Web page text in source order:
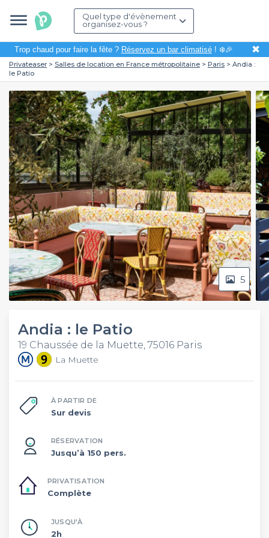
Quel type d'évènement
organisez-vous ?
Trop chaud pour faire la fête ? Réservez un bar climatisé! ❄️🎉 ✖
Privateaser Salles de location en France métropolitaine Paris
Andia :
le Patio
5
Andia : le Patio
19 Chaussée de la Muette, 75016 Paris
La Muette
À PARTIR DE
Sur devis
RÉSERVATION
Jusqu’à 150 pers.
PRIVATISATION
Complète
JUSQU'À
2h